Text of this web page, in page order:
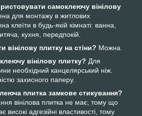
самоклеючу вінілову
для монтажу в житлових
клеїти в будь-якій кімнаті: ванна,
кухня, передпокій.
вінілову плитку на стіни? Можна.
вінілову плитку? Для
необхідний канцелярський ніж.
захисного паперу.
плитка замкове стикування?
вінілова плитка не має, тому що
високі адгезійні властивості, тому